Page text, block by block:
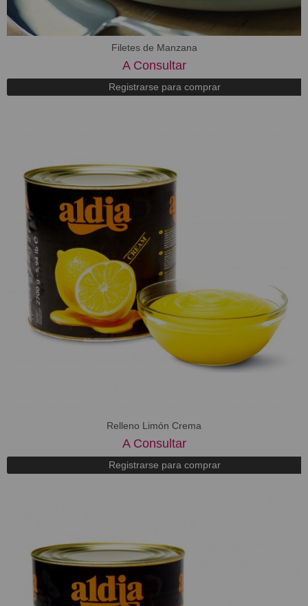
Filetes de Manzana
A Consultar
Registrarse para comprar
Relleno Limón Crema
A Consultar
Registrarse para comprar